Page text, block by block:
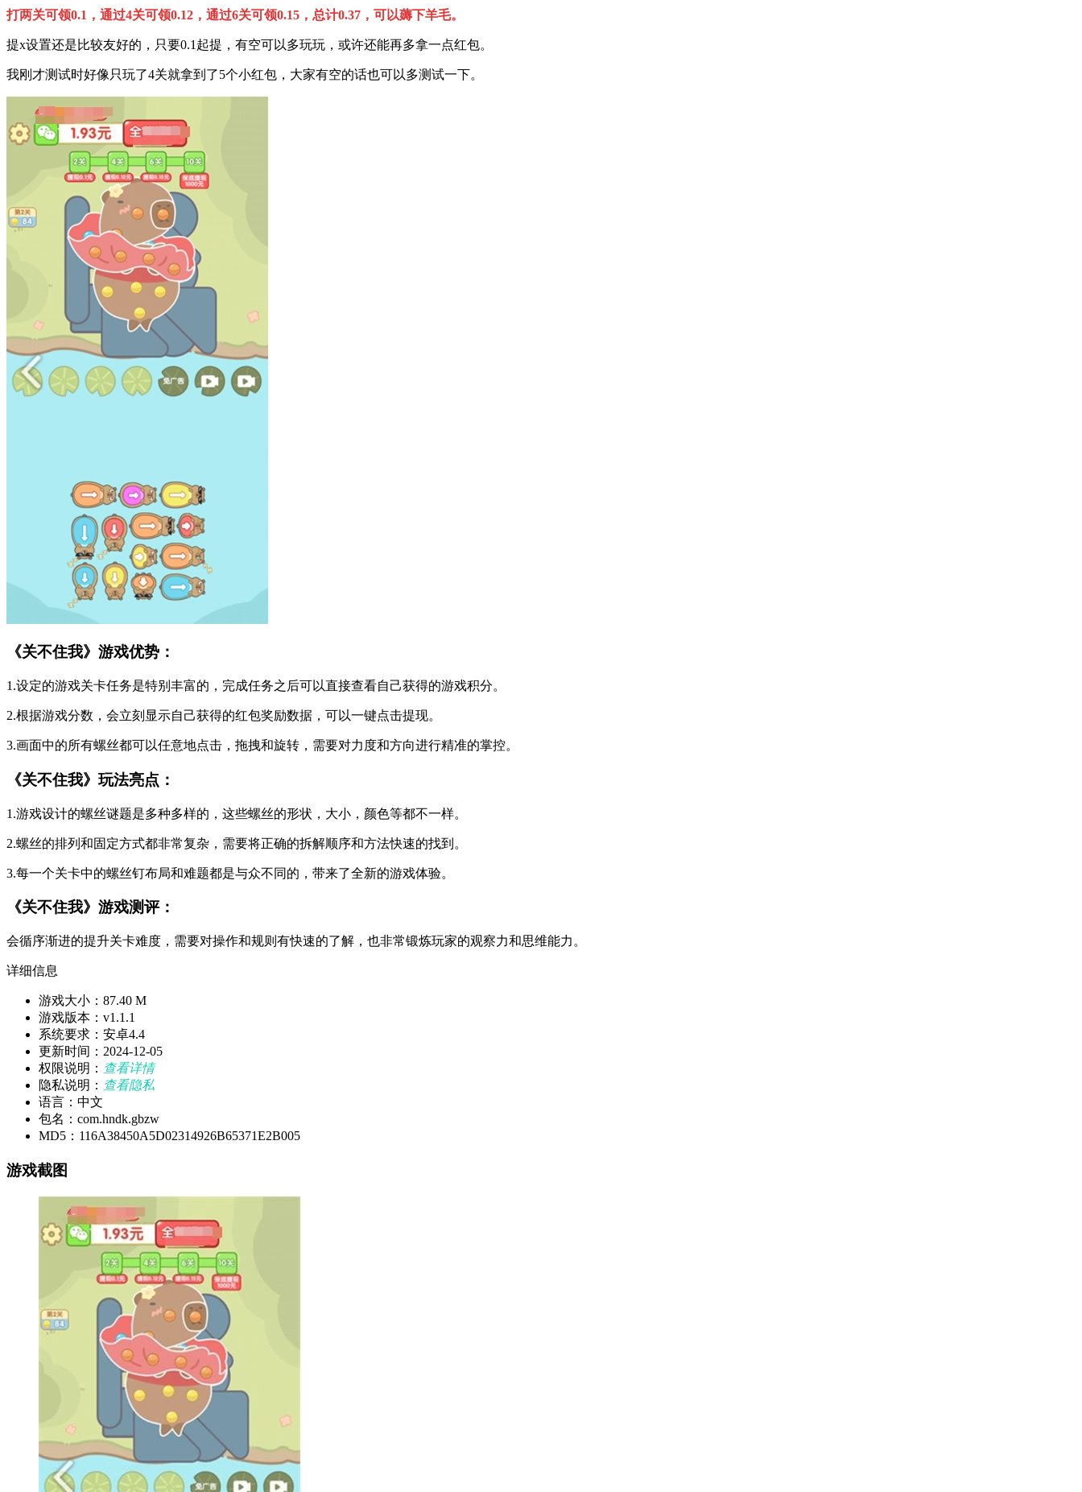
打两关可领0.1，通过4关可领0.12，通过6关可领0.15，总计0.37，可以薅下羊毛。
提x设置还是比较友好的，只要0.1起提，有空可以多玩玩，或许还能再多拿一点红包。
我刚才测试时好像只玩了4关就拿到了5个小红包，大家有空的话也可以多测试一下。
《关不住我》游戏优势：
1.设定的游戏关卡任务是特别丰富的，完成任务之后可以直接查看自己获得的游戏积分。
2.根据游戏分数，会立刻显示自己获得的红包奖励数据，可以一键点击提现。
3.画面中的所有螺丝都可以任意地点击，拖拽和旋转，需要对力度和方向进行精准的掌控。
《关不住我》玩法亮点：
1.游戏设计的螺丝谜题是多种多样的，这些螺丝的形状，大小，颜色等都不一样。
2.螺丝的排列和固定方式都非常复杂，需要将正确的拆解顺序和方法快速的找到。
3.每一个关卡中的螺丝钉布局和难题都是与众不同的，带来了全新的游戏体验。
《关不住我》游戏测评：
会循序渐进的提升关卡难度，需要对操作和规则有快速的了解，也非常锻炼玩家的观察力和思维能力。
详细信息
游戏大小：87.40 M
游戏版本：v1.1.1
系统要求：安卓4.4
更新时间：2024-12-05
权限说明： 查看详情
隐私说明： 查看隐私
语言：中文
包名：com.hndk.gbzw
MD5：116A38450A5D02314926B65371E2B005
游戏截图